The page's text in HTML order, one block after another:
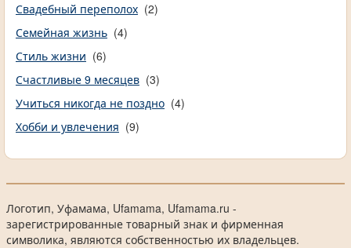
Свадебный переполох (2)
Семейная жизнь (4)
Стиль жизни (6)
Счастливые 9 месяцев (3)
Учиться никогда не поздно (4)
Хобби и увлечения (9)
Логотип, Уфамама, Ufamama, Ufamama.ru -
зарегистрированные товарный знак и фирменная
символика, являются собственностью их владельцев.